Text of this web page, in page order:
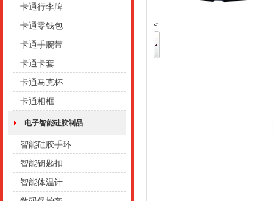
卡通行李牌
卡通零钱包
卡通手腕带
卡通卡套
卡通马克杯
卡通相框
电子智能硅胶制品
智能硅胶手环
智能钥匙扣
智能体温计
<